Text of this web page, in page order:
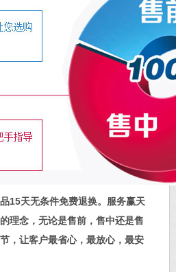
15天无条件免费退换。服务赢天
理念，无论是售前，售中还是售
，让客户最省心，最放心，最安